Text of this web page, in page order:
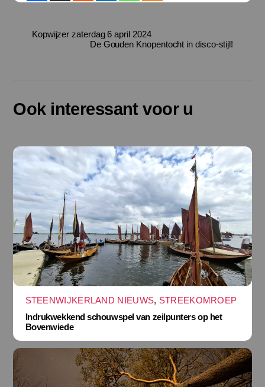
Kopwijzer zaterdag 6 april 2024
De Gouden Knopentocht in disco-stijl!
Ook interessant voor u
STEENWIJKERLAND NIEUWS, STREEKOMROEP
Indrukwekkend schouwspel van zeilpunters op het
Bovenwiede